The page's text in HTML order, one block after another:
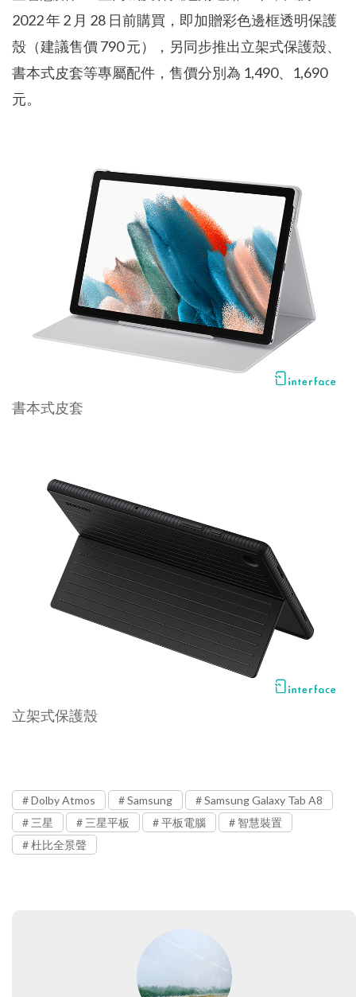
2022 年 2 月 28 日前購買，即加贈彩色邊框透明保護
殼（建議售價 790 元），另同步推出立架式保護殼、
書本式皮套等專屬配件，售價分別為 1,490、1,690
元。
書本式皮套
立架式保護殼
Dolby Atmos Samsung
Samsung Galaxy Tab A8
三星
三星平板 平板電腦
智慧裝置
杜比全景聲